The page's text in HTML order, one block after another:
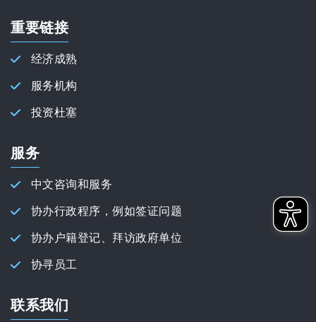
重要链接
经济成熟
服务机构
投资杜塞
服务
中文咨询和服务
协办行政程序，例如签证问题
协办户籍登记、拜访政府单位
协寻员工
联系我们